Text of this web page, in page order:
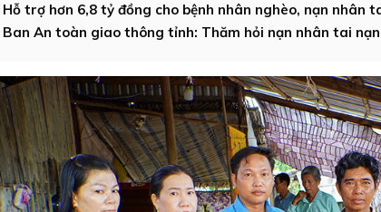
Hỗ trợ hơn 6,8 tỷ đồng cho bệnh nhân nghèo, nạn nhân
Ban An toàn giao thông tỉnh: Thăm hỏi nạn nhân tai